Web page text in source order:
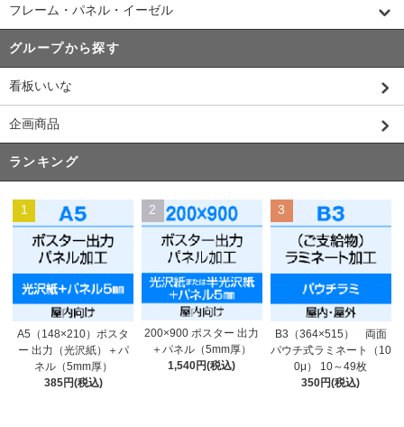
フレーム・パネル・イーゼル
グループから探す
看板いいな
企画商品
ランキング
1
A5（148×210）ポスタ
ー 出力（光沢紙）＋パ
ネル（5mm厚）
385円(税込)
2
200×900 ポスター 出力
＋パネル（5mm厚）
1,540円(税込)
3
B3（364×515） 両面
パウチ式ラミネート（10
0μ） 10～49枚
350円(税込)